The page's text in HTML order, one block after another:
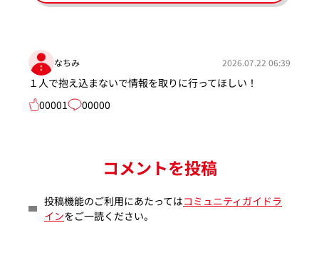
なちみ 2026.07.22 06:39
１人で抱え込まないで情報を取りに行ってほしい！
00001
00000
コメントを投稿
投稿機能のご利用にあたってはコミュニティガイドラ
インをご一読ください。